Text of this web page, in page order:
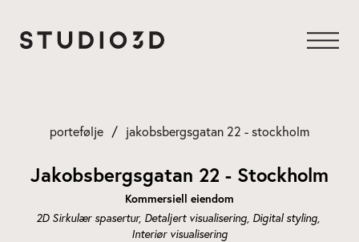
portefølje jakobsbergsgatan 22 - stockholm
Jakobsbergsgatan 22 - Stockholm
Kommersiell eiendom
2D Sirkulær spasertur Detaljert visualisering Digital styling
Interiør visualisering